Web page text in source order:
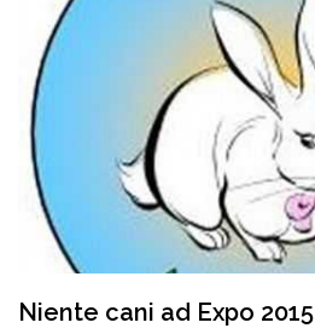
Niente cani ad Expo 2015